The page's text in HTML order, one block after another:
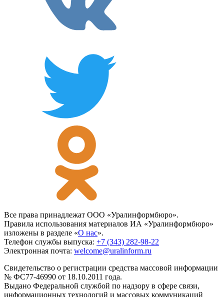
Все права принадлежат ООО «Уралинформбюро».
Правила использования материалов ИА «Уралинформбюро»
изложены в разделе «О нас».
Телефон службы выпуска: +7 (343) 282-98-22
Электронная почта: welcome@uralinform.ru
Свидетельство о регистрации средства массовой информации
№ ФС77-46990 от 18.10.2011 года.
Выдано Федеральной службой по надзору в сфере связи,
информационных технологий и массовых коммуникаций